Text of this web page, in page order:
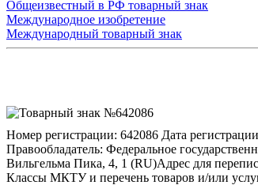
Общеизвестный в РФ товарный знак
Международное изобретение
Международный товарный знак
Номер регистрации: 642086 Дата
Правообладатель: Федеральное
Вильгельма Пика, 4, 1 (RU)Адрес для
Классы МКТУ и перечень товаров и/или